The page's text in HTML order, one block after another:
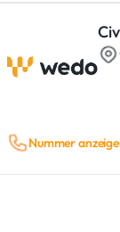
Nummer